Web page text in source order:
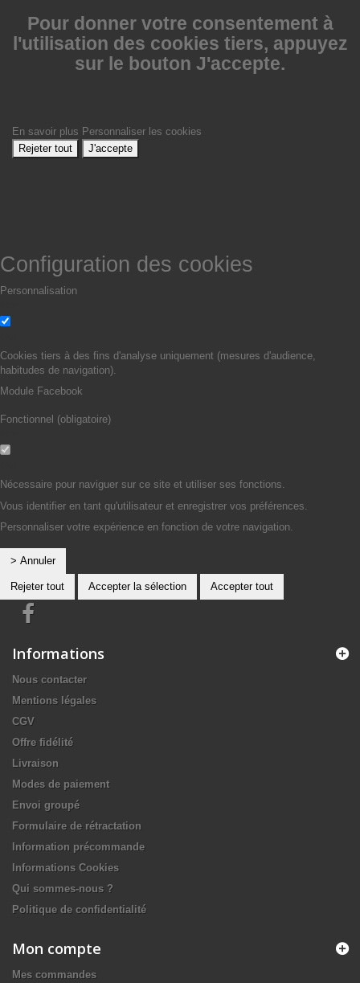
Pour donner votre consentement à
l'utilisation des cookies tiers, appuyez
sur le bouton J'accepte.
En savoir plus Personnaliser les cookies
Rejeter tout
J'accepte
Configuration des cookies
Personnalisation
Cookies tiers à des fins d'analyse uniquement (mesures d'audience,
habitudes de navigation).
Module Facebook
Fonctionnel (obligatoire)
Nécessaire pour naviguer sur ce site et utiliser ses fonctions.
Vous identifier en tant qu'utilisateur et enregistrer vos préférences.
Personnaliser votre expérience en fonction de votre navigation.
> Annuler
Rejeter tout Accepter la sélection Accepter tout
Informations
Nous contacter
Mentions légales
CGV
Offre fidélité
Livraison
Modes de paiement
Envoi groupé
Formulaire de rétractation
Information précommande
Informations Cookies
Qui sommes-nous ?
Politique de confidentialité
Mon compte
Mes commandes